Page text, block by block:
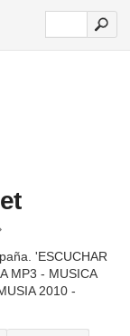
'ESCUCHAR
MP3 - MUSICA
2010 -